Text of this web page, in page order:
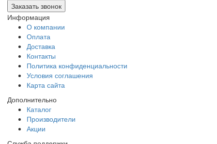
Заказать звонок
Информация
О компании
Оплата
Доставка
Контакты
Политика конфиденциальности
Условия соглашения
Карта сайта
Дополнительно
Каталог
Производители
Акции